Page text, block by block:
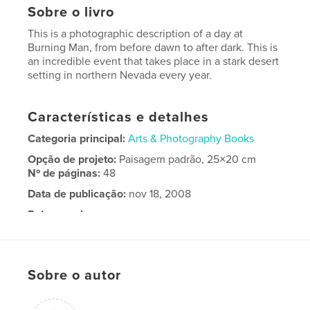
Sobre o livro
This is a photographic description of a day at
Burning Man, from before dawn to after dark. This is
an incredible event that takes place in a stark desert
setting in northern Nevada every year.
Características e detalhes
Categoria principal: Arts & Photography Books
Opção de projeto: Paisagem padrão, 25×20 cm
Nº de páginas:48
Data de publicação: nov 18, 2008
Palavras-chavee
Sobre o autor